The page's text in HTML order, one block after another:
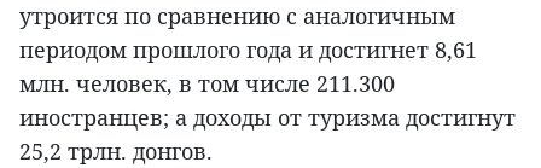
утроится по сравнению с аналогичным
периодом прошлого года и достигнет 8,61
млн. человек, в том числе 211.300
иностранцев; а доходы от туризма достигнут
25,2 трлн. донгов.